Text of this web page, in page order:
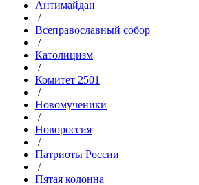
Антимайдан
/
Всеправославный собор
/
Католицизм
/
Комитет 2501
/
Новомученики
/
Новороссия
/
Патриоты России
/
Пятая колонна